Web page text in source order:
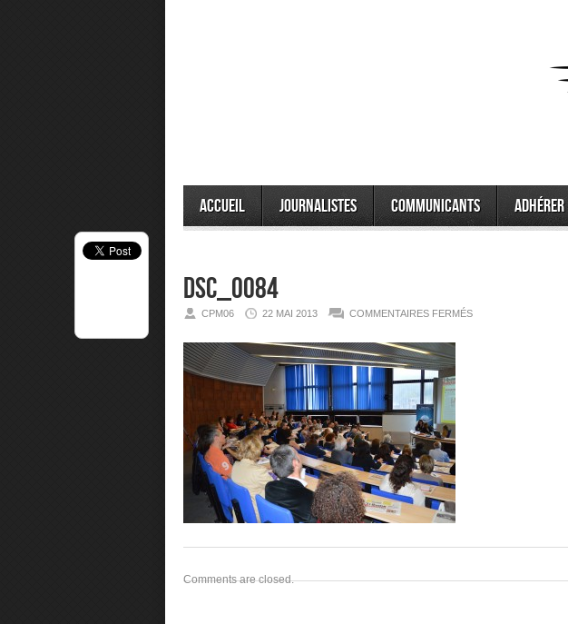
Accueil Journalistes Communicants Adhérer
DSC_0084
CPM06 22 MAI 2013 COMMENTAIRES FERMÉSSUR
Comments are closed.